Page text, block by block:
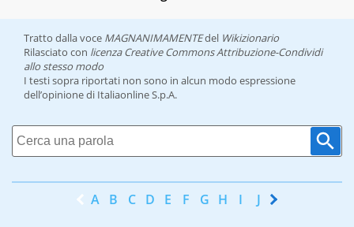
Tratto dalla voce MAGNANIMAMENTEdel Wikizionario
Rilasciato con licenza Creative Commons Attribuzione-Condividi
allo stesso modo
I testi sopra riportati non sono in alcun modo espressione
dell’opinione di Italiaonline S.p.A.
A B C D E F G H I J K